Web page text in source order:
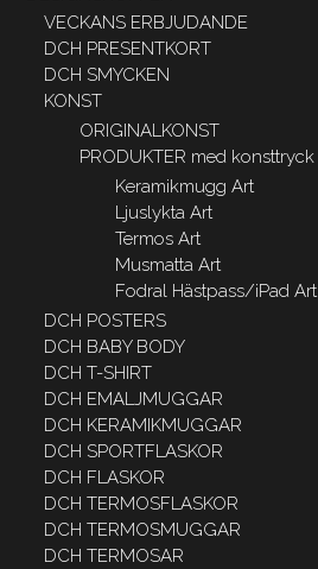
VECKANS ERBJUDANDE
DCH PRESENTKORT
DCH SMYCKEN
KONST
ORIGINALKONST
PRODUKTER med konsttryck
Keramikmugg Art
Ljuslykta Art
Termos Art
Musmatta Art
Fodral Hästpass/iPad Art
DCH POSTERS
DCH BABY BODY
DCH T-SHIRT
DCH EMALJMUGGAR
DCH KERAMIKMUGGAR
DCH SPORTFLASKOR
DCH FLASKOR
DCH TERMOSFLASKOR
DCH TERMOSMUGGAR
DCH TERMOSAR